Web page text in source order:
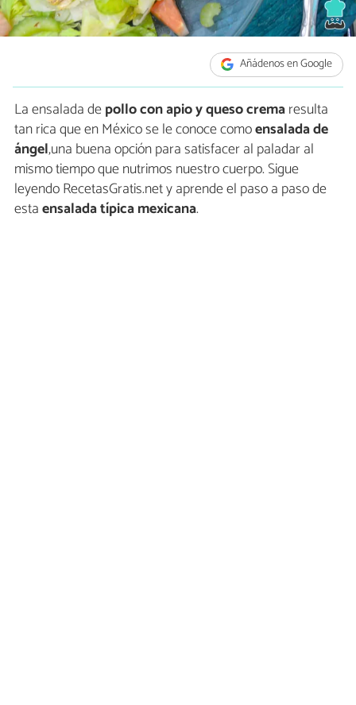
Añádenos en Google
La ensalada depollo con apio y queso cremaresulta
tan rica que en México se le conoce comoensalada de
ángel,una buena opción para satisfacer al paladar al
mismo tiempo que nutrimos nuestro cuerpo. Sigue
leyendo RecetasGratis.net y aprende el paso a paso de
estaensalada típica mexicana.